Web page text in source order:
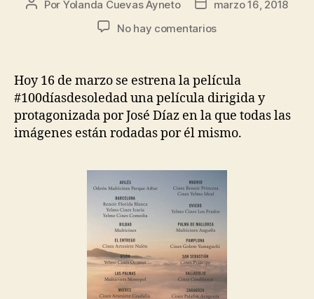
Por Yolanda Cuevas Ayneto
marzo 16, 2018
No hay comentarios
Hoy 16 de marzo se estrena la película
#100díasdesoledad una película dirigida y
protagonizada por José Díaz en la que todas las
imágenes están rodadas por él mismo.